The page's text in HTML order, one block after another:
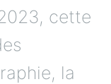
cette
la